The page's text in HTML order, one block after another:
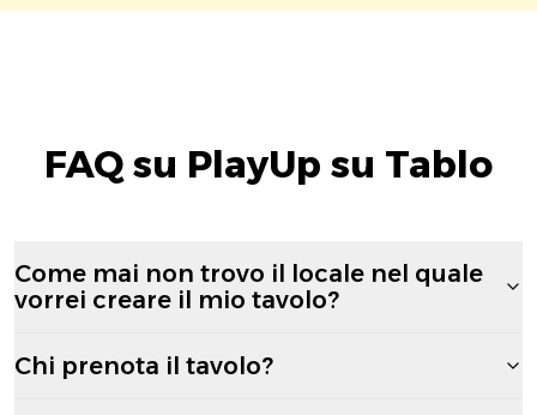
FAQ su PlayUp su Tablo
Come mai non trovo il locale nel quale
vorrei creare il mio tavolo?
Chi prenota il tavolo?